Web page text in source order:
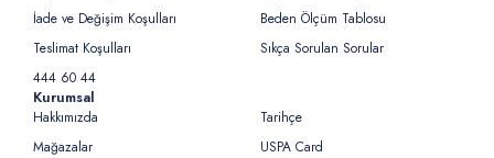
İade ve Değişim Koşulları
Beden Ölçüm Tablosu
Teslimat Koşulları
Sıkça Sorulan Sorular
444 60 44
Kurumsal
Hakkımızda
Tarihçe
Mağazalar
USPA Card